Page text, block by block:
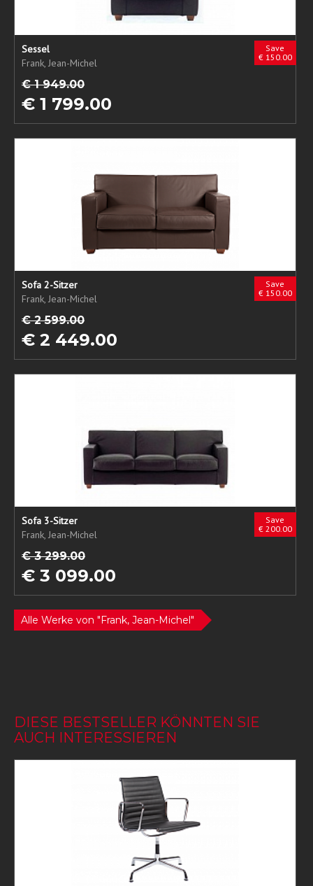
Save
€ 150.00
Sessel
Frank, Jean-Michel
€ 1 949.00
€ 1 799.00
Save
€ 150.00
Sofa 2-Sitzer
Frank, Jean-Michel
€ 2 599.00
€ 2 449.00
Save
€ 200.00
Sofa 3-Sitzer
Frank, Jean-Michel
€ 3 299.00
€ 3 099.00
Alle Werke von "Frank, Jean-Michel"
DIESE BESTSELLER KÖNNTEN SIE
AUCH INTERESSIEREN